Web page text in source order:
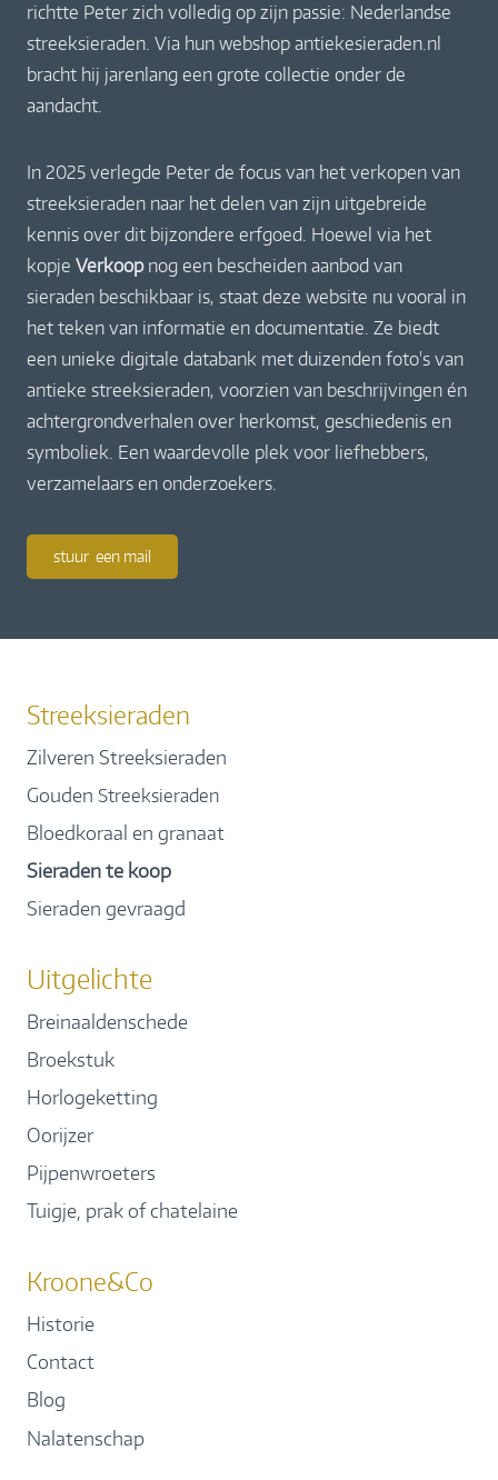
richtte Peter zich volledig op zijn passie: Nederlandse
streeksieraden. Via hun webshop antiekesieraden.nl
bracht hij jarenlang een grote collectie onder de
aandacht.
In 2025 verlegde Peter de focus van het verkopen van
streeksieraden naar het delen van zijn uitgebreide
kennis over dit bijzondere erfgoed. Hoewel via het
kopje Verkoopnog een bescheiden aanbod van
sieraden beschikbaar is, staat deze website nu vooral in
het teken van informatie en documentatie. Ze biedt
een unieke digitale databank met duizenden foto's van
antieke streeksieraden, voorzien van beschrijvingen én
achtergrondverhalen over herkomst, geschiedenis en
symboliek. Een waardevolle plek voor liefhebbers,
verzamelaars en onderzoekers.
stuur een mail
Streeksieraden
Zilveren Streeksieraden
Gouden Streeksieraden
Bloedkoraal en granaat
Sieraden te koop
Sieraden gevraagd
Uitgelichte
Breinaaldenschede
Broekstuk
Horlogeketting
Oorijzer
Pijpenwroeters
Tuigje, prak of chatelaine
Kroone&Co
Historie
Contact
Blog
Nalatenschap